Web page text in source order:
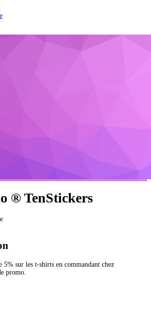
® TenStickers
5% sur les t-shirts en commandant chez
promo.